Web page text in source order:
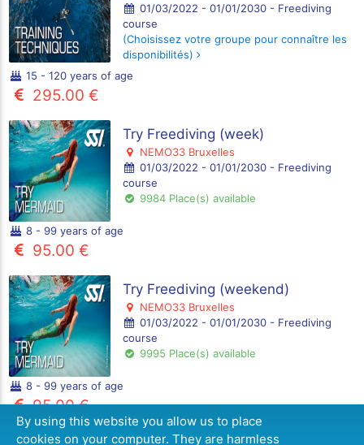
01/03/2022 - 01/01/2030 - Freediving
course
(Choisissez votre groupe pour connaître les
disponibilités)
15 - 120 years of age
295.00 €
Try Freediving (week)
NEMO33 Bruxelles
01/03/2022 - 01/01/2030 - Freediving
course
9984 Place(s) available
8 - 99 years of age
95.00 €
Try Freediving (weekend)
NEMO33 Bruxelles
01/03/2022 - 01/01/2030 - Freediving
course
9995 Place(s) available
8 - 99 years of age
95.00 €
By using this website you allow us to place
cookies on your computer. They are harmless